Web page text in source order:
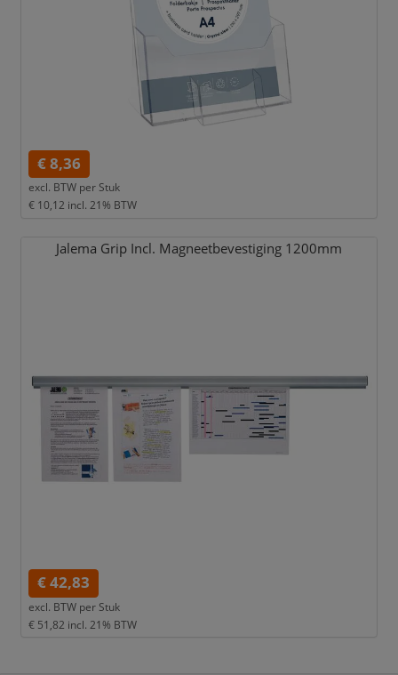
€ 8,36
excl. BTW per Stuk
€ 10,12 incl. 21% BTW
Jalema Grip Incl. Magneetbevestiging 1200mm
€ 42,83
excl. BTW per Stuk
€ 51,82 incl. 21% BTW